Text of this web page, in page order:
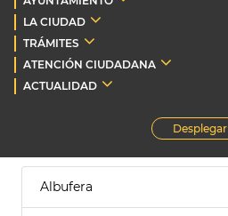
LA CIUDAD
TRÁMITES
ATENCIÓN CIUDADANA
ACTUALIDAD
Desplegar
Albufera